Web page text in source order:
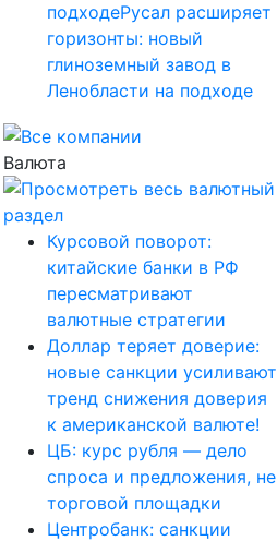
подходеРусал расширяет
горизонты: новый
глиноземный завод в
Ленобласти на подходе
Валюта
Курсовой поворот:
китайские банки в РФ
пересматривают
валютные стратегии
Доллар теряет доверие:
новые санкции усиливают
тренд снижения доверия
к американской валюте!
ЦБ: курс рубля — дело
спроса и предложения, не
торговой площадки
Центробанк: санкции